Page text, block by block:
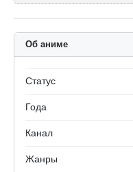
Об аниме
Статус
Года
Канал
Жанры